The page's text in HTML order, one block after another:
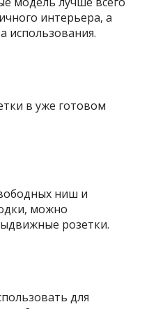
интерьера, а
использования.
в уже готовом
ниш и
можно
розетки.
для